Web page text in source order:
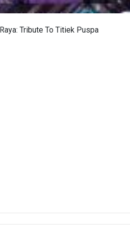
Tribute To Titiek Puspa